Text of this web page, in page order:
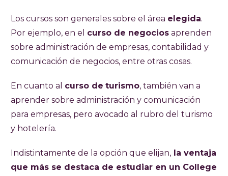
Los cursos son generales sobre el área elegida.
Por ejemplo, en el curso de negocios aprenden
sobre administración de empresas, contabilidad y
comunicación de negocios, entre otras cosas.
En cuanto al curso de turismo, también van a
aprender sobre administración y comunicación
para empresas, pero avocado al rubro del turismo
y hotelería.
Indistintamente de la opción que elijan, la ventaja
que más se destaca de estudiar en un College